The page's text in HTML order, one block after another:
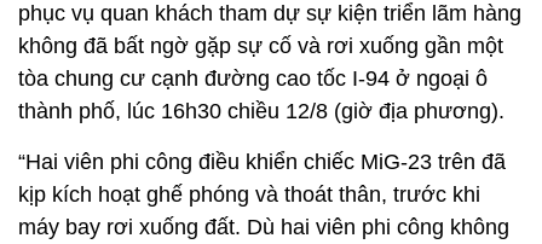
phục vụ quan khách tham dự sự kiện triển lãm hàng
không đã bất ngờ gặp sự cố và rơi xuống gần một
tòa chung cư cạnh đường cao tốc I-94 ở ngoại ô
thành phố, lúc 16h30 chiều 12/8 (giờ địa phương).
“Hai viên phi công điều khiển chiếc MiG-23 trên đã
kịp kích hoạt ghế phóng và thoát thân, trước khi
máy bay rơi xuống đất. Dù hai viên phi công không